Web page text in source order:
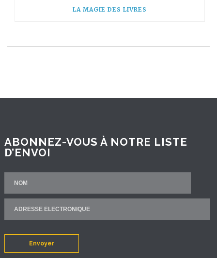
LA MAGIE DES LIVRES
ABONNEZ-VOUS À NOTRE LISTE
D’ENVOI
Envoyer